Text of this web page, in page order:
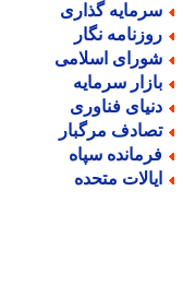
گذاری
نگار
اسلامی
سرمایه
فناوری
مرگبار
سپاه
متحده